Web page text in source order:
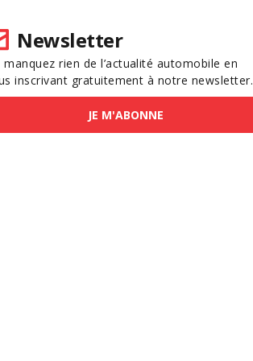
Newsletter
manquez rien de l’actualité automobile en
inscrivant gratuitement à notre newsletter.
JE M'ABONNE